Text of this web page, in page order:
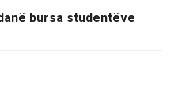
bursa studentëve